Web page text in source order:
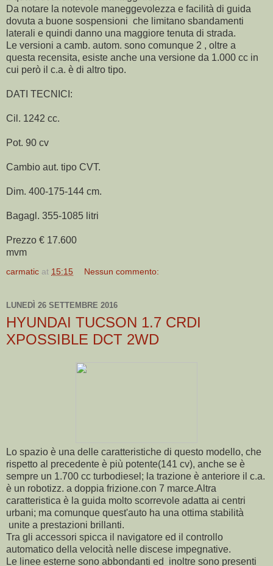
Da notare la notevole maneggevolezza e facilità di guida
dovuta a buone sospensioni che limitano sbandamenti
laterali e quindi danno una maggiore tenuta di strada.
Le versioni a camb. autom. sono comunque 2 , oltre a
questa recensita, esiste anche una versione da 1.000 cc in
cui però il c.a. è di altro tipo.
DATI TECNICI:
Cil. 1242 cc.
Pot. 90 cv
Cambio aut. tipo CVT.
Dim. 400-175-144 cm.
Bagagl. 355-1085 litri
Prezzo € 17.600
mvm
carmatic at 15:15 Nessun commento:
LUNEDÌ 26 SETTEMBRE 2016
HYUNDAI TUCSON 1.7 CRDI
XPOSSIBLE DCT 2WD
Lo spazio è una delle caratteristiche di questo modello, che
rispetto al precedente è più potente(141 cv), anche se è
sempre un 1.700 cc turbodiesel; la trazione è anteriore il c.a.
è un robotizz. a doppia frizione.con 7 marce.Altra
caratteristica è la guida molto scorrevole adatta ai centri
urbani; ma comunque quest'auto ha una ottima stabilità
unite a prestazioni brillanti.
Tra gli accessori spicca il navigatore ed il controllo
automatico della velocità nelle discese impegnative.
Le linee esterne sono abbondanti ed inoltre sono presenti